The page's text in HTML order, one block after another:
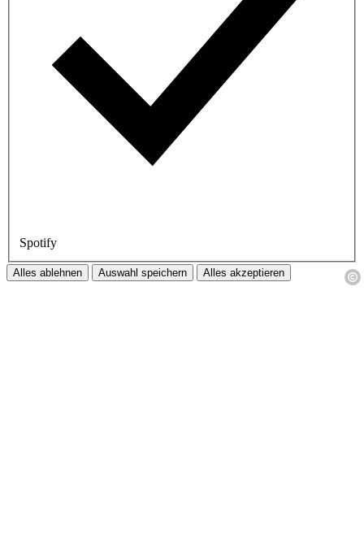
Spotify
Alles ablehnen Auswahl speichern Alles akzeptieren